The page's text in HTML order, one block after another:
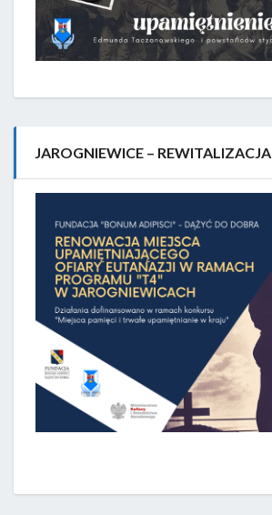
JAROGNIEWICE – REWITALIZACJA